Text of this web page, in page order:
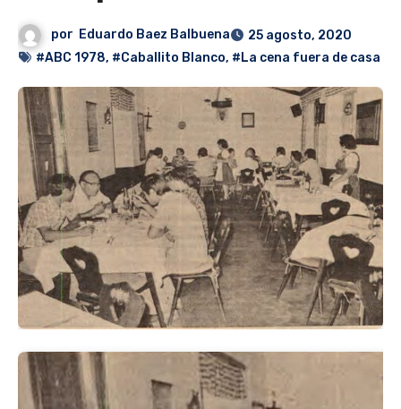
por Eduardo Baez Balbuena
25 agosto, 2020
#ABC 1978, #Caballito Blanco, #La cena fuera de casa